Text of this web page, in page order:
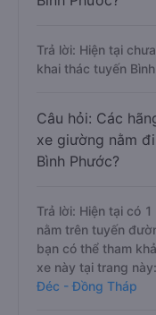
Trả lời: Hiện tại
khai thác tuyến
Câu hỏi: Các
xe giường nằm
Bình Phước?
Trả lời: Hiện tại có
nằm trên tuyến
bạn có thể tham
xe này tại trang này:
Đéc - Đồng Tháp